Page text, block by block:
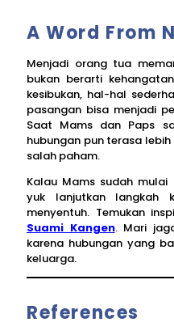
A Word From
Menjadi orang tua
bukan berarti
kesibukan, hal-hal
pasangan bisa menjadi
Saat Mams dan Paps
hubungan pun terasa
salah paham.
Kalau Mams sudah
yuk lanjutkan langkah
menyentuh. Temukan
Suami Kangen. Mari
karena hubungan yang
keluarga.
References